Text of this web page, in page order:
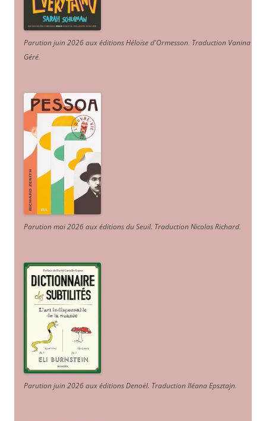
Parution juin 2026 aux éditions Héloïse d'Ormesson. Traduction Vanina
Géré.
Parution mai 2026 aux éditions du Seuil. Traduction Nicolas Richard.
Parution juin 2026 aux éditions Denoël. Traduction Iléana Epsztajn.